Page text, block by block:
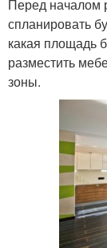
Перед началом
спланировать
какая площадь
разместить
зоны.